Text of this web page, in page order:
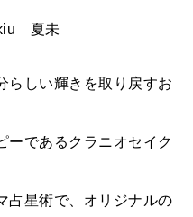
夏未
らしい輝きを取り戻すお
ーであるクラニオセイク
占星術で、オリジナルの